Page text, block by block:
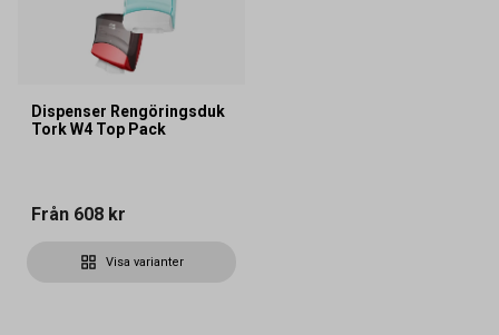
Dispenser Rengöringsduk
Tork W4 Top Pack
Från 608 kr
Visa varianter